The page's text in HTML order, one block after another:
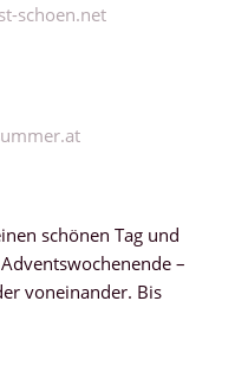
schoen.net
schönen Tag und
–
voneinander. Bis